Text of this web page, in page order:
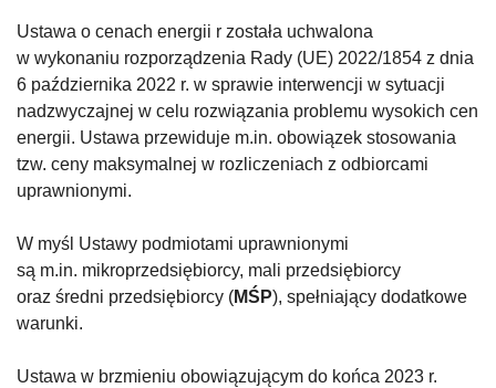
Ustawa o cenach energii r została uchwalona
w wykonaniu rozporządzenia Rady (UE) 2022/1854 z dnia
6 października 2022 r. w sprawie interwencji w sytuacji
nadzwyczajnej w celu rozwiązania problemu wysokich cen
energii. Ustawa przewiduje m.in. obowiązek stosowania
tzw. ceny maksymalnej w rozliczeniach z odbiorcami
uprawnionymi.
W myśl Ustawy podmiotami uprawnionymi
są m.in. mikroprzedsiębiorcy, mali przedsiębiorcy
oraz średni przedsiębiorcy (MŚP), spełniający dodatkowe
warunki.
Ustawa w brzmieniu obowiązującym do końca 2023 r.